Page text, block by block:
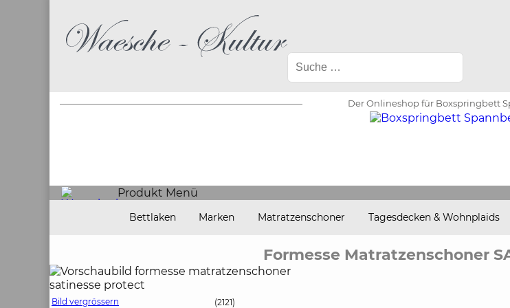
Der Onlineshop für Boxspringbett
Produkt Menü
Bettlaken Marken Matratzenschoner Tagesdecken & Wohnplaids
Formesse Matratzenschoner
Bild vergrössern (2121)